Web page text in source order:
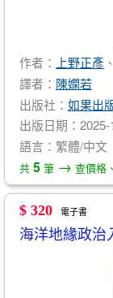
作者： 上野正彥 、
譯者： 陳嫻若
出版社： 如果出
出版日期：2025-
語言：繁體/中文
共 5 筆 → 查價格
$ 320 電子書
海洋地緣政治